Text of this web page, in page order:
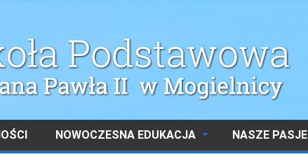
NOWOCZESNA EDUKACJA NASZE PASJE